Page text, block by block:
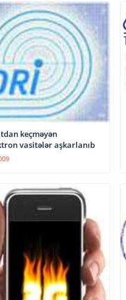
keçməyən
vasitələr aşkarlanıb